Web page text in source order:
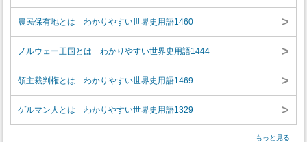
農民保有地とは わかりやすい世界史用語1460 >
ノルウェー王国とは わかりやすい世界史用語1444 >
領主裁判権とは わかりやすい世界史用語1469 >
ゲルマン人とは わかりやすい世界史用語1329 >
もっと見る